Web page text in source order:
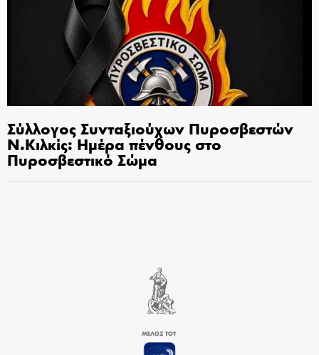
Σύλλογος Συνταξιούχων Πυροσβεστών
Ν.Κιλκίς: Ημέρα πένθους στο
Πυροσβεστικό Σώμα